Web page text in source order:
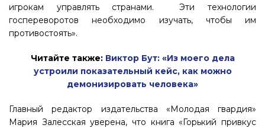
игрокам управлять странами. Эти технологии
госпереворотов необходимо изучать, чтобы им
противостоять».
Читайте также: Виктор Бут: «Из моего дела
устроили показательный кейс, как можно
демонизировать человека»
Главный редактор издательства «Молодая гвардия»
Мария Залесская уверена, что книга «Горький привкус